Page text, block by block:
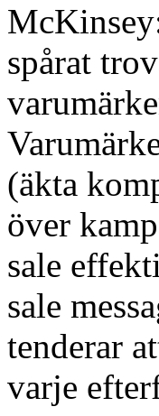
spårat
(äkta
över
sale
sale
tenderar
varje